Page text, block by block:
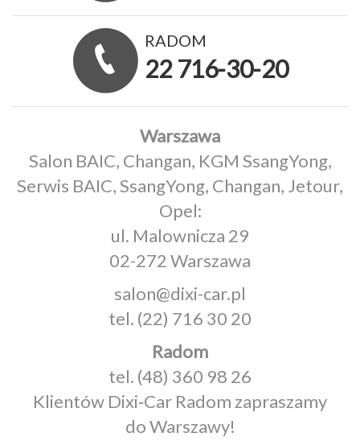
RADOM
22 716-30-20
Warszawa
Salon BAIC, Changan, KGM SsangYong,
Serwis BAIC, SsangYong, Changan, Jetour,
Opel:
ul. Malownicza 29
02-272 Warszawa
salon@dixi-car.pl
tel. (22) 716 30 20
Radom
tel. (48) 360 98 26
Klientów Dixi‑Car Radom zapraszamy
do Warszawy!